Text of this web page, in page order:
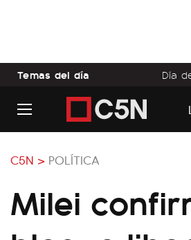
Temas del día Día
C5N > POLÍTICA
Milei